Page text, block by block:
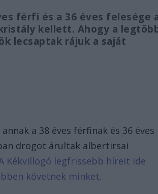
férfi és a 36 éves felesége
kellett. Ahogy a
lecsaptak rájuk a saját
a 38 éves férfinak és 36 éves
drogot árultak albertirsai
Kékvillogó legfrissebb híreit ide
követnek minket.